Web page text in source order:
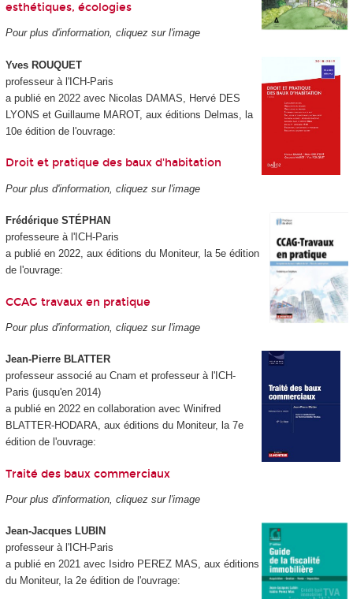
esthétiques, écologies
Pour plus d'information, cliquez sur l'image
Yves ROUQUET
professeur à l'ICH-Paris
a publié en 2022 avec Nicolas DAMAS, Hervé DES
LYONS et Guillaume MAROT, aux éditions Delmas, la
10e édition de l'ouvrage:
Droit et pratique des baux d'habitation
Pour plus d'information, cliquez sur l'image
Frédérique STÉPHAN
professeure à l'ICH-Paris
a publié en 2022, aux éditions du Moniteur, la 5e édition
de l'ouvrage:
CCAG travaux en pratique
Pour plus d'information, cliquez sur l'image
Jean-Pierre BLATTER
professeur associé au Cnam et professeur à l'ICH-
Paris (jusqu'en 2014)
a publié en 2022 en collaboration avec Winifred
BLATTER-HODARA, aux éditions du Moniteur, la 7e
édition de l'ouvrage:
Traité des baux commerciaux
Pour plus d'information, cliquez sur l'image
Jean-Jacques LUBIN
professeur à l'ICH-Paris
a publié en 2021 avec Isidro PEREZ MAS, aux éditions
du Moniteur, la 2e édition de l'ouvrage: